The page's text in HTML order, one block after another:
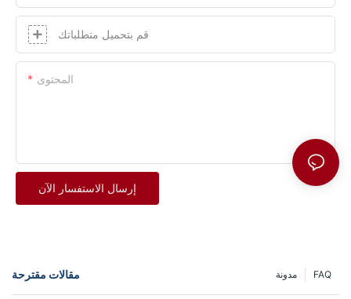
قم بتحميل متطلباتك
المحتوى
إرسال الاستفسار الآن
مقالات مقترحة FAQ مدونة